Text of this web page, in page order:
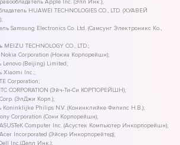
Apple Inc. (Эпл Инк.);
HUAWEI TECHNOLOGIES CO., LTD. (ХУАВЕЙ
Samsung Electronics Co. Ltd. (Самсунг Электроникс Ко.,
TECHNOLOGY CO., LTD.;
Nokia Corporation (Нокиа Корпорейшн);
Lenovo (Beijing) Limited;
Xiaomi Inc.;
Corporation;
CORPORATION (Эйч-Ти-Си КОРПОРЕЙШН);
(ЭлДжи Корп.);
Koninklijke Philips N.V. (Конинклийке Филипс Н.В.);
Corporation (Сони Корпорейшн);
Computer Inc. (Асустек Компьютер Инкорпорейшн);
Incorporated (Эйсер Инкорпорейтед);
Inc.(Делл Инк.);